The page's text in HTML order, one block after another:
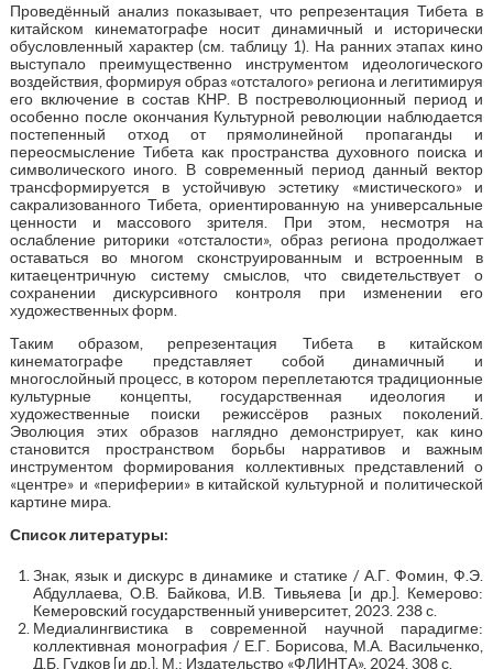
Проведённый анализ показывает, что репрезентация Тибета в
китайском кинематографе носит динамичный и исторически
обусловленный характер (см. таблицу 1). На ранних этапах кино
выступало преимущественно инструментом идеологического
воздействия, формируя образ «отсталого» региона и легитимируя
его включение в состав КНР. В постреволюционный период и
особенно после окончания Культурной революции наблюдается
постепенный отход от прямолинейной пропаганды и
переосмысление Тибета как пространства духовного поиска и
символического иного. В современный период данный вектор
трансформируется в устойчивую эстетику «мистического» и
сакрализованного Тибета, ориентированную на универсальные
ценности и массового зрителя. При этом, несмотря на
ослабление риторики «отсталости», образ региона продолжает
оставаться во многом сконструированным и встроенным в
китаецентричную систему смыслов, что свидетельствует о
сохранении дискурсивного контроля при изменении его
художественных форм.
Таким образом, репрезентация Тибета в китайском
кинематографе представляет собой динамичный и
многослойный процесс, в котором переплетаются традиционные
культурные концепты, государственная идеология и
художественные поиски режиссёров разных поколений.
Эволюция этих образов наглядно демонстрирует, как кино
становится пространством борьбы нарративов и важным
инструментом формирования коллективных представлений о
«центре» и «периферии» в китайской культурной и политической
картине мира.
Список литературы:
Знак, язык и дискурс в динамике и статике / А.Г. Фомин, Ф.Э.
Абдуллаева, О.В. Байкова, И.В. Тивьяева [и др.]. Кемерово:
Кемеровский государственный университет, 2023. 238 с.
Медиалингвистика в современной научной парадигме:
коллективная монография / Е.Г. Борисова, М.А. Васильченко,
Д.Б. Гудков [и др.]. М.: Издательство «ФЛИНТА», 2024. 308 с.